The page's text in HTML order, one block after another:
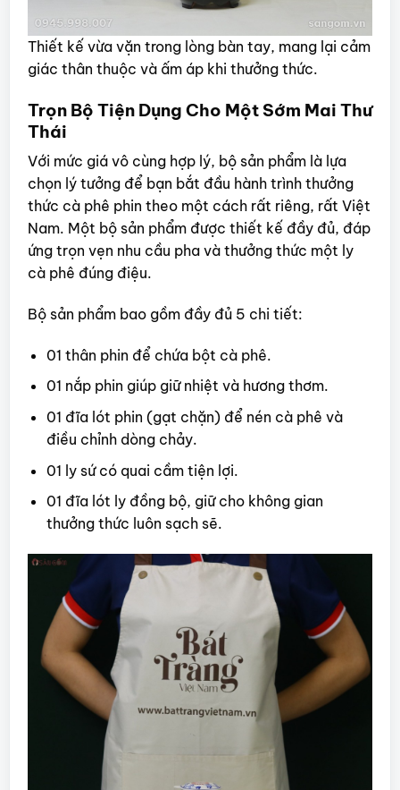
Thiết kế vừa vặn trong lòng bàn tay, mang lại cảm
giác thân thuộc và ấm áp khi thưởng thức.
Trọn Bộ Tiện Dụng Cho Một Sớm Mai Thư
Thái
Với mức giá vô cùng hợp lý, bộ sản phẩm là lựa
chọn lý tưởng để bạn bắt đầu hành trình thưởng
thức cà phê phin theo một cách rất riêng, rất Việt
Nam. Một bộ sản phẩm được thiết kế đầy đủ, đáp
ứng trọn vẹn nhu cầu pha và thưởng thức một ly
cà phê đúng điệu.
Bộ sản phẩm bao gồm đầy đủ 5 chi tiết:
01 thân phin để chứa bột cà phê.
01 nắp phin giúp giữ nhiệt và hương thơm.
01 đĩa lót phin (gạt chặn) để nén cà phê và
điều chỉnh dòng chảy.
01 ly sứ có quai cầm tiện lợi.
01 đĩa lót ly đồng bộ, giữ cho không gian
thưởng thức luôn sạch sẽ.